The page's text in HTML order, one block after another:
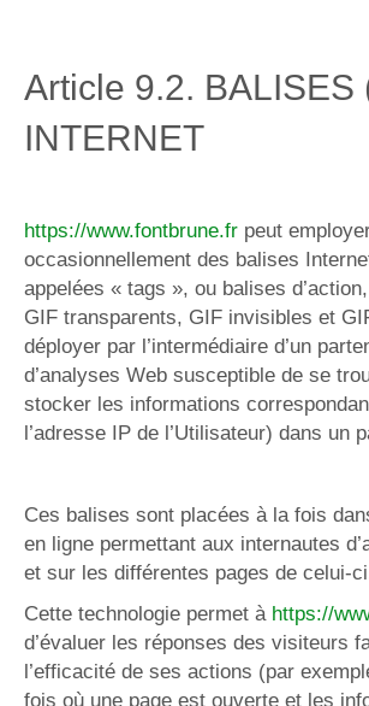
Article 9.2. BALISES
INTERNET
https://www.fontbrune.fr peut
occasionnellement des balises
appelées « tags », ou balises
GIF transparents, GIF invisibles et
déployer par l’intermédiaire d’un
d’analyses Web susceptible de se
stocker les informations
l’adresse IP de l’Utilisateur) dans un
Ces balises sont placées à la fois
en ligne permettant aux internautes
et sur les différentes pages de celui-
Cette technologie permet à https://
d’évaluer les réponses des visiteurs
l’efficacité de ses actions (par
fois où une page est ouverte et les